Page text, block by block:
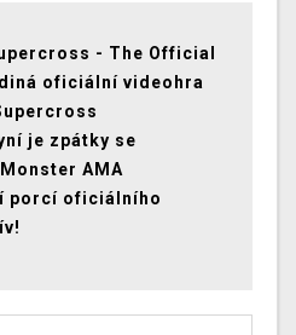
- The Official
oficiální videohra
je zpátky se
AMA
porcí oficiálního